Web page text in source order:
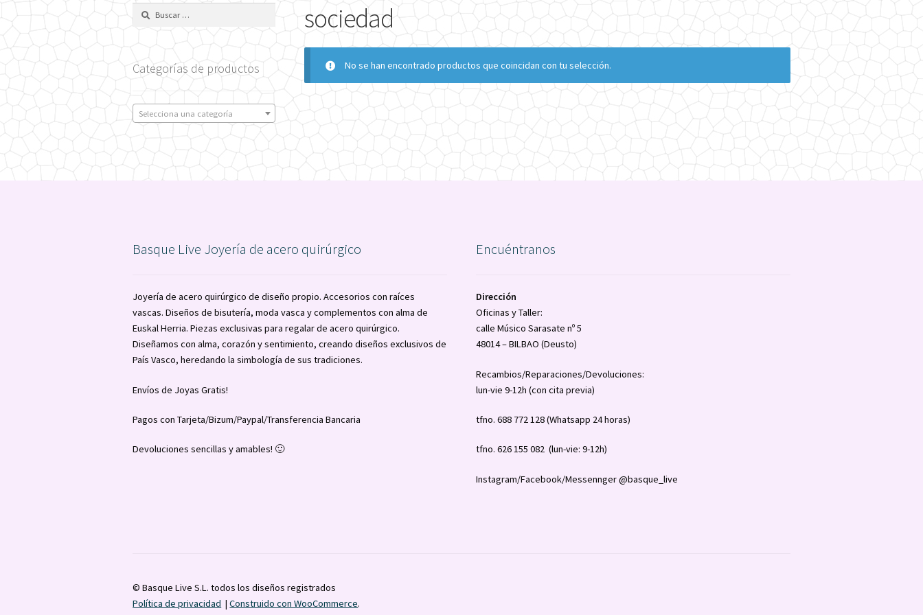
sociedad
No se han encontrado productos que coincidan con tu selección.
Categorías de productos
Selecciona una categoría
Basque Live Joyería de acero quirúrgico
Joyería de acero quirúrgico de diseño propio. Accesorios con raíces
vascas. Diseños de bisutería, moda vasca y complementos con alma de
Euskal Herria. Piezas exclusivas para regalar de acero quirúrgico.
Diseñamos con alma, corazón y sentimiento, creando diseños exclusivos de
País Vasco, heredando la simbología de sus tradiciones.
Envíos de Joyas Gratis!
Pagos con Tarjeta/Bizum/Paypal/Transferencia Bancaria
Devoluciones sencillas y amables! 🙂
Encuéntranos
Dirección
Oficinas y Taller:
calle Músico Sarasate nº 5
48014 – BILBAO (Deusto)
Recambios/Reparaciones/Devoluciones:
lun-vie 9-12h (con cita previa)
tfno. 688 772 128 (Whatsapp 24 horas)
tfno. 626 155 082 (lun-vie: 9-12h)
Instagram/Facebook/Messennger @basque_live
© Basque Live S.L. todos los diseños registrados
Política de privacidad
Construido con WooCommerce.